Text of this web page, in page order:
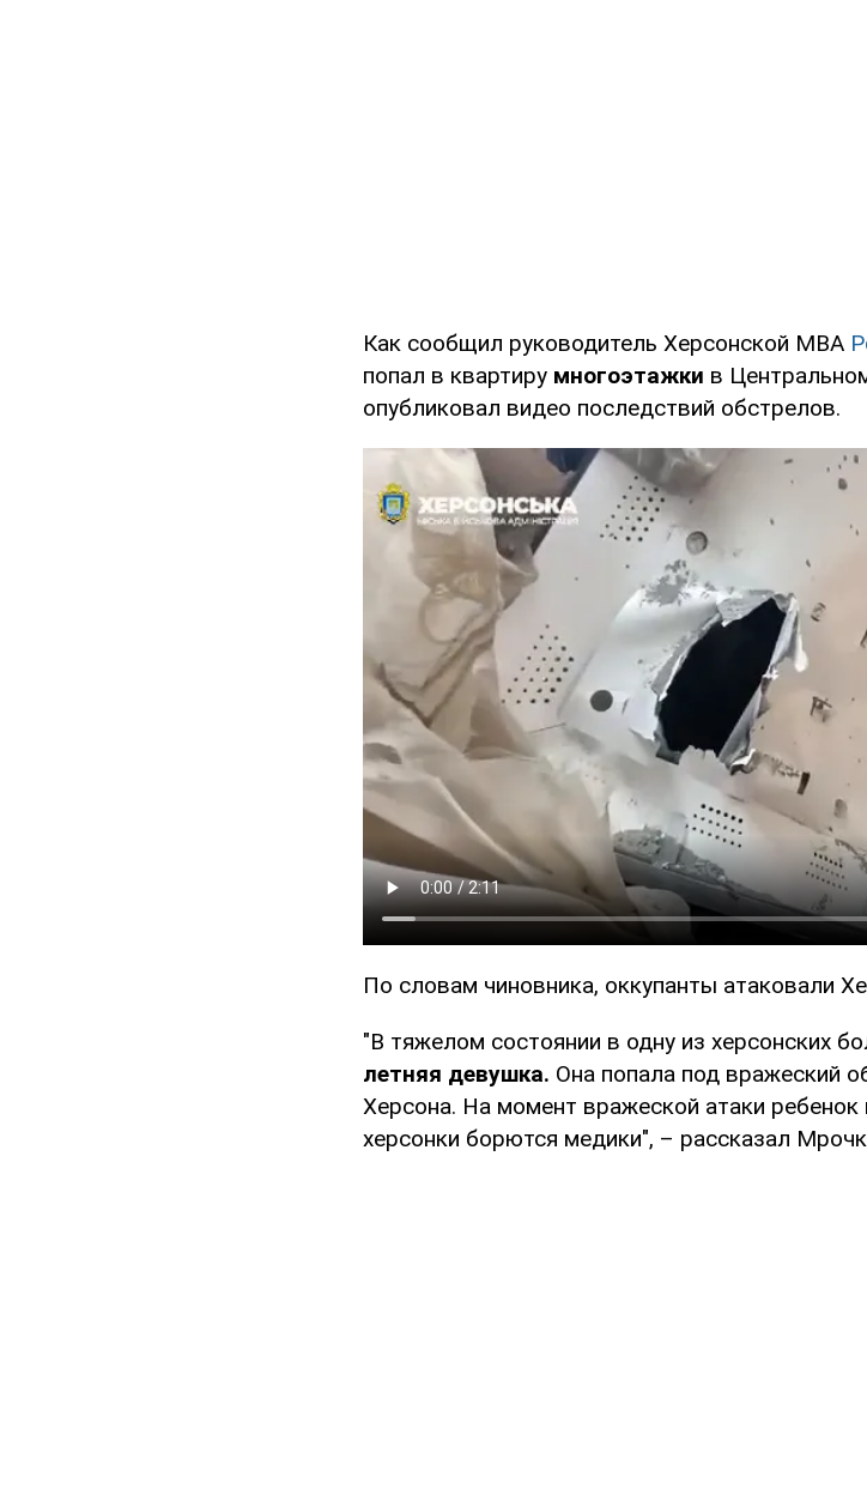
Как сообщил руководитель Херсонской МВА
попал в квартиру многоэтажки в
опубликовал видео последствий обстрелов.
По словам чиновника, оккупанты атаковали
"В тяжелом состоянии в одну из херсонских
летняя девушка. Она попала под вражеский
Херсона. На момент вражеской атаки
херсонки борются медики", – рассказал